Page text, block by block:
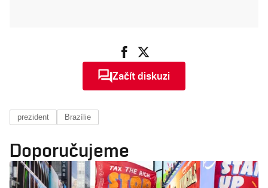
Začít diskuzi
prezident Brazílie
Doporučujeme